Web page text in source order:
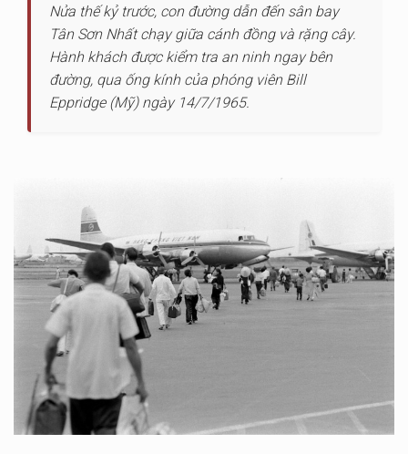
Nửa thế kỷ trước, con đường dẫn đến sân bay
Tân Sơn Nhất chạy giữa cánh đồng và rặng cây.
Hành khách được kiểm tra an ninh ngay bên
đường, qua ống kính của phóng viên Bill
Eppridge (Mỹ) ngày 14/7/1965.